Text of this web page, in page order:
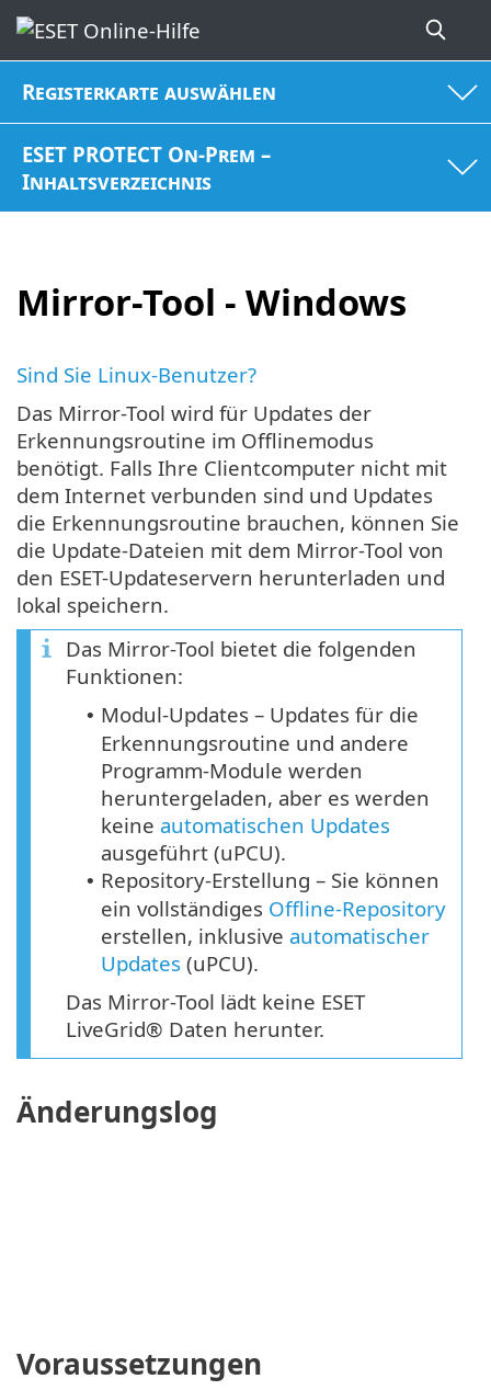
Registerkarte auswählen
ESET PROTECT On-Prem –
Inhaltsverzeichnis
Mirror-Tool - Windows
Sind Sie Linux-Benutzer?
Das Mirror-Tool wird für Updates der
Erkennungsroutine im Offlinemodus
benötigt. Falls Ihre Clientcomputer nicht mit
dem Internet verbunden sind und Updates
die Erkennungsroutine brauchen, können Sie
die Update-Dateien mit dem Mirror-Tool von
den ESET-Updateservern herunterladen und
lokal speichern.
Das Mirror-Tool bietet die folgenden
Funktionen:
• Modul-Updates – Updates für die
Erkennungsroutine und andere
Programm-Module werden
heruntergeladen, aber es werden
keine automatischen Updates
ausgeführt (uPCU).
• Repository-Erstellung – Sie können
ein vollständiges Offline-Repository
erstellen, inklusive automatischer
Updates (uPCU).
Das Mirror-Tool lädt keine ESET
LiveGrid® Daten herunter.
Änderungslog
Voraussetzungen